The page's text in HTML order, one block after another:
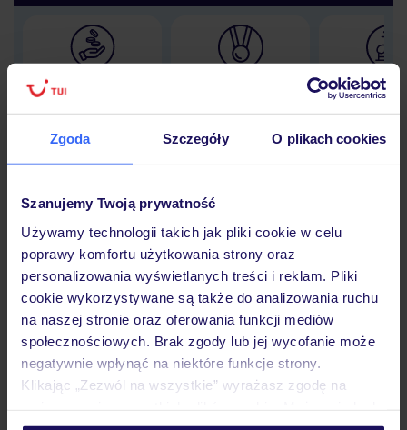
Zgoda Szczegóły O plikach cookies
Szanujemy Twoją prywatność
Używamy technologii takich jak pliki cookie w celu
poprawy komfortu użytkowania strony oraz
personalizowania wyświetlanych treści i reklam. Pliki
cookie wykorzystywane są także do analizowania ruchu
na naszej stronie oraz oferowania funkcji mediów
społecznościowych. Brak zgody lub jej wycofanie może
negatywnie wpłynąć na niektóre funkcje strony.
Klikając „Zezwól na wszystkie” wyrażasz zgodę na
Lider niskich cen 30 lat w
Hotel
Opinie
Pokoje